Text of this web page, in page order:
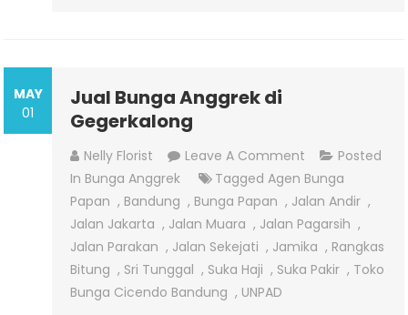
MAY
01
Jual Bunga Anggrek di
Gegerkalong
Nelly Florist Leave A Comment On
Jual
Bunga
Anggrek
Di
Gegerkalong
Posted
In Bunga Anggrek TaggedAgen Bunga
Papan , Bandung , Bunga Papan , Jalan Andir ,
Jalan Jakarta , Jalan Muara , Jalan Pagarsih ,
Jalan Parakan , Jalan Sekejati , Jamika , Rangkas
Bitung , Sri Tunggal , Suka Haji , Suka Pakir , Toko
Bunga Cicendo Bandung , UNPAD